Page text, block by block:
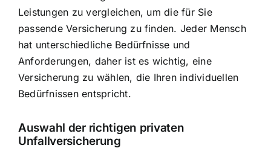
Leistungen zu vergleichen, um die für Sie
passende Versicherung zu finden. Jeder Mensch
hat unterschiedliche Bedürfnisse und
Anforderungen, daher ist es wichtig, eine
Versicherung zu wählen, die Ihren individuellen
Bedürfnissen entspricht.
Auswahl der richtigen privaten
Unfallversicherung